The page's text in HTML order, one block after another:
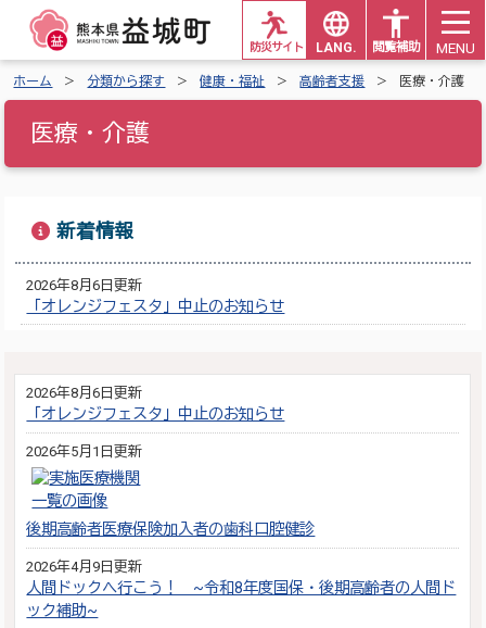
LANG. 閲覧補助
防災サイト MENU
ホーム 分類から探す 健康・福祉 高齢者支援 医療・介護
医療・介護
新着情報
2026年8月6日更新
「オレンジフェスタ」中止のお知らせ
2026年8月6日更新
「オレンジフェスタ」中止のお知らせ
2026年5月1日更新
後期高齢者医療保険加入者の歯科口腔健診
2026年4月9日更新
人間ドックへ行こう！ ~令和8年度国保・後期高齢者の人間ド
ック補助~